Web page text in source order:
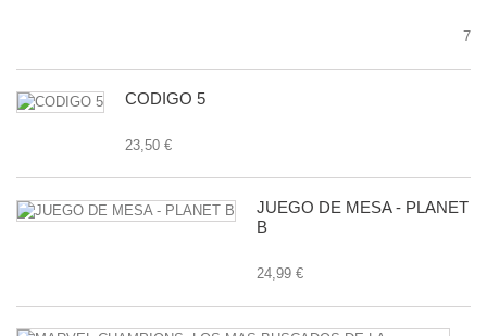
CODIGO 5
23,50 €
JUEGO DE MESA - PLANET
B
24,99 €